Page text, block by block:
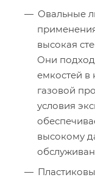
Овальные
высокая
Они
емкостей
газовой
условия
высокому